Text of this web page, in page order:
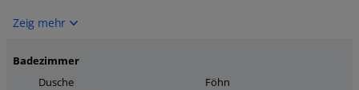
Zeig mehr
Badezimmer
Dusche
Föhn